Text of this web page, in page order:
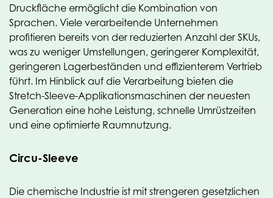
Druckfläche ermöglicht die Kombination von
Sprachen. Viele verarbeitende Unternehmen
profitieren bereits von der reduzierten Anzahl der SKUs,
was zu weniger Umstellungen, geringerer Komplexität,
geringeren Lagerbeständen und effizienterem Vertrieb
führt. Im Hinblick auf die Verarbeitung bieten die
Stretch-Sleeve-Applikationsmaschinen der neuesten
Generation eine hohe Leistung, schnelle Umrüstzeiten
und eine optimierte Raumnutzung.
Circu-Sleeve
Die chemische Industrie ist mit strengeren gesetzlichen